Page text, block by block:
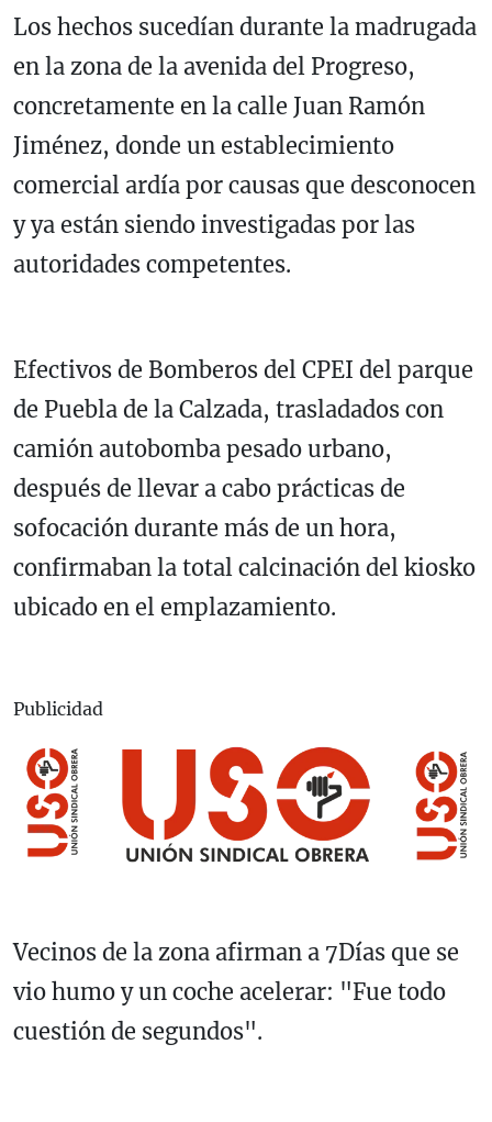
Los hechos sucedían durante la madrugada
en la zona de la avenida del Progreso,
concretamente en la calle Juan Ramón
Jiménez, donde un establecimiento
comercial ardía por causas que desconocen
y ya están siendo investigadas por las
autoridades competentes.
Efectivos de Bomberos del CPEI del parque
de Puebla de la Calzada, trasladados con
camión autobomba pesado urbano,
después de llevar a cabo prácticas de
sofocación durante más de un hora,
confirmaban la total calcinación del kiosko
ubicado en el emplazamiento.
Publicidad
Vecinos de la zona afirman a 7Días que se
vio humo y un coche acelerar: "Fue todo
cuestión de segundos".